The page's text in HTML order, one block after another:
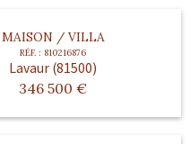
MAISON / VILLA
RÉF. : 810216876
Lavaur (81500)
346 500 €